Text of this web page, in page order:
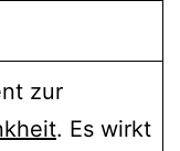
zur
. Es wirkt